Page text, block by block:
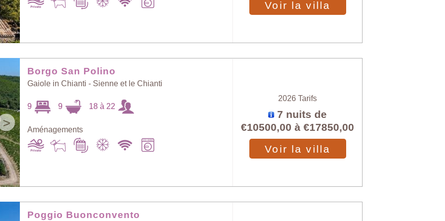
Voir la villa
>
Borgo San Polino
Gaiole in Chianti - Sienne et le Chianti
9 9 18 à 22
Aménagements
2026 Tarifs
7 nuits de
€10500,00 à€17850,00
Voir la villa
Poggio Buonconvento